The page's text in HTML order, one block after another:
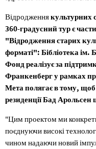
Відродженнякультурних
360-градусний тур є
"Відродження старих
форматі": Бібліотека
Фонд реалізує за
Франкенберг у рамках
Мета полягає в тому,
резиденції Бад
"Цим проектом ми
поєднуючи високі
чином надаючи новий